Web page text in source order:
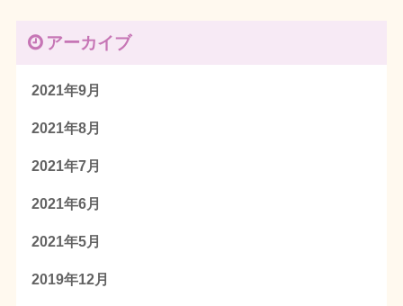
アーカイブ
2021年9月
2021年8月
2021年7月
2021年6月
2021年5月
2019年12月